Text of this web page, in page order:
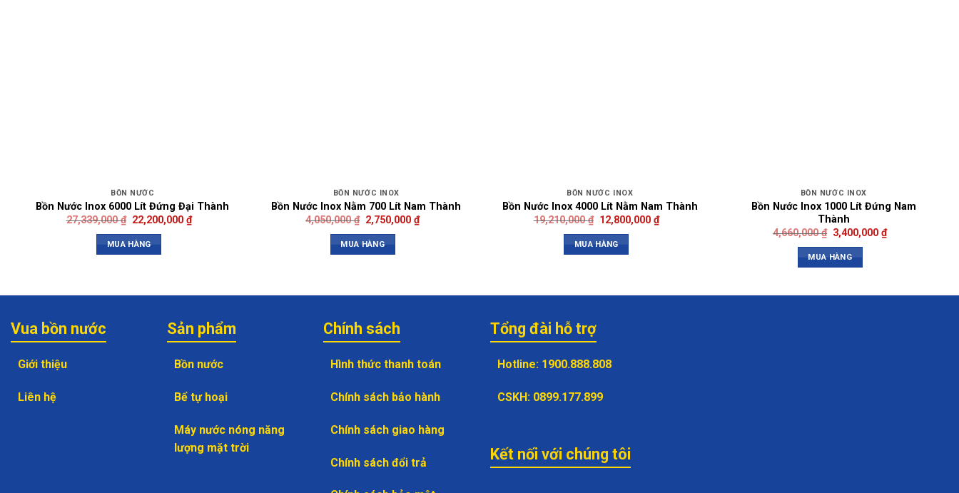
BỒN NƯỚC
Bồn Nước Inox 6000 Lít Đứng Đại Thành
27,339,000₫ 22,200,000 ₫
MUA HÀNG
BỒN NƯỚC INOX
Bồn Nước Inox Nằm 700 Lít Nam Thành
4,050,000₫ 2,750,000₫
MUA HÀNG
BỒN NƯỚC INOX
Bồn Nước Inox 4000 Lít Nằm Nam Thành
19,210,000₫ 12,800,000 ₫
MUA HÀNG
BỒN NƯỚC INOX
Bồn Nước Inox 1000 Lít Đứng Nam
Thành
4,660,000₫ 3,400,000₫
MUA HÀNG
Vua bồn nước
Giới thiệu
Liên hệ
Sản phẩm
Bồn nước
Bể tự hoại
Máy nước nóng năng
lượng mặt trời
Chính sách
Hình thức thanh toán
Chính sách bảo hành
Chính sách giao hàng
Chính sách đổi trả
Tổng đài hỗ trợ
Hotline: 1900.888.808
CSKH: 0899.177.899
Kết nối với chúng tôi